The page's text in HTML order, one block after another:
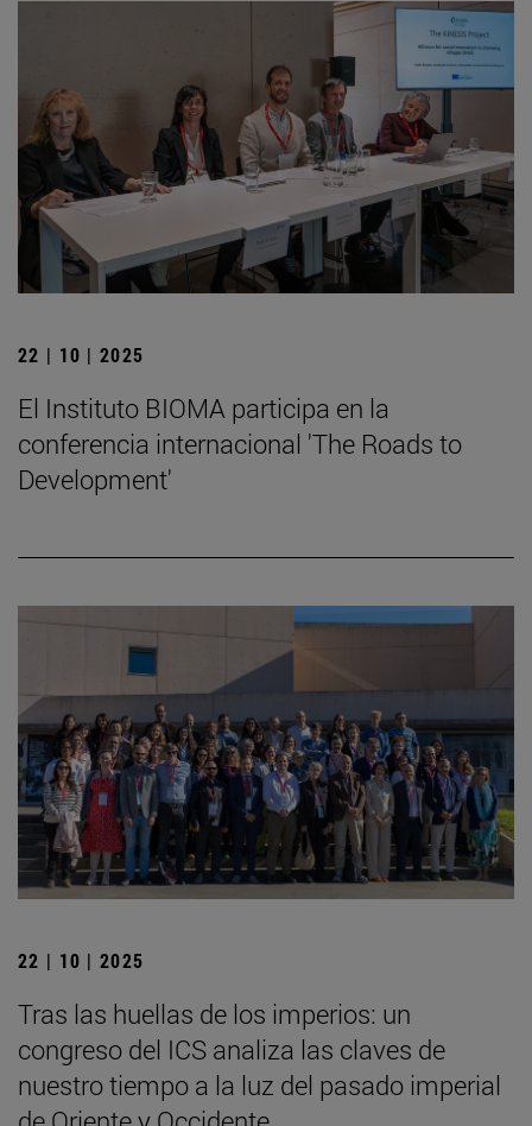
22 | 10 | 2025
El Instituto BIOMA participa en la
conferencia internacional 'The Roads to
Development'
22 | 10 | 2025
Tras las huellas de los imperios: un
congreso del ICS analiza las claves de
nuestro tiempo a la luz del pasado imperial